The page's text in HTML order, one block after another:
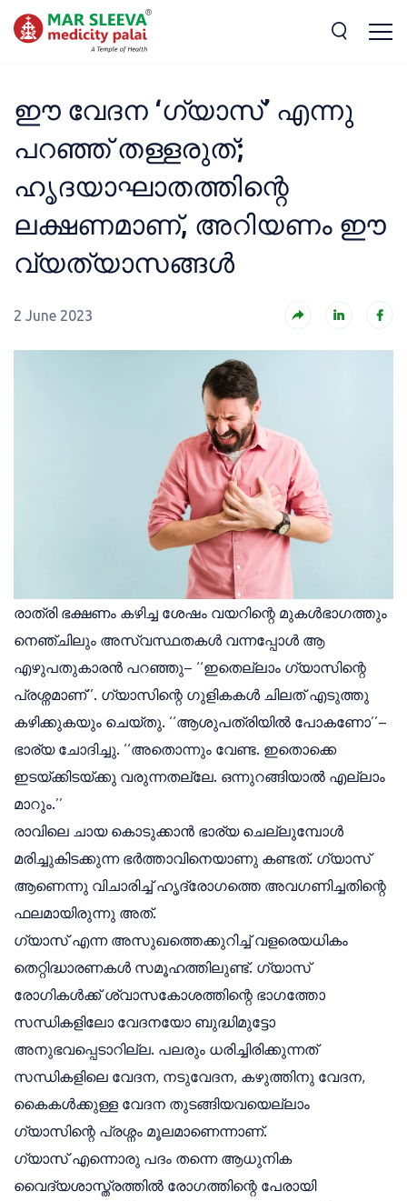
ഈ വേദന ‘ഗ്യാസ്’ എന്നു
പറഞ്ഞ് തള്ളരുത്;
ഹൃദയാഘാതത്തിന്റെ
ലക്ഷണമാണ്, അറിയണം ഈ
വ്യത്യാസങ്ങൾ
2 June 2023
രാത്രി ഭക്ഷണം കഴിച്ച ശേഷം വയറിന്റെ മുകൾഭാഗത്തും
നെഞ്ചിലും അസ്വസ്ഥതകൾ വന്നപ്പോൾ ആ
എഴുപതുകാരൻ പറഞ്ഞു– ‘‘ഇതെല്ലാം ഗ്യാസിന്റെ
പ്രശ്നമാണ്’’. ഗ്യാസിന്റെ ഗുളികകൾ ചിലത് എടുത്തു
കഴിക്കുകയും ചെയ്തു. ‘‘ആശുപത്രിയിൽ പോകണോ’’–
ഭാര്യ ചോദിച്ചു. ‘‘അതൊന്നും വേണ്ട. ഇതൊക്കെ
ഇടയ്ക്കിടയ്ക്കു വരുന്നതല്ലേ. ഒന്നുറങ്ങിയാൽ എല്ലാം
മാറും.’’
രാവിലെ ചായ കൊടുക്കാൻ ഭാര്യ ചെല്ലുമ്പോൾ
മരിച്ചുകിടക്കുന്ന ഭർത്താവിനെയാണു കണ്ടത്. ഗ്യാസ്
ആണെന്നു വിചാരിച്ച് ഹൃദ്രോഗത്തെ അവഗണിച്ചതിന്റെ
ഫലമായിരുന്നു അത്.
ഗ്യാസ് എന്ന അസുഖത്തെക്കുറിച്ച് വളരെയധികം
തെറ്റിദ്ധാരണകൾ സമൂഹത്തിലുണ്ട്. ഗ്യാസ്
രോഗികൾക്ക് ശ്വാസകോശത്തിന്റെ ഭാഗത്തോ
സന്ധികളിലോ വേദനയോ ബുദ്ധിമുട്ടോ
അനുഭവപ്പെടാറില്ല. പലരും ധരിച്ചിരിക്കുന്നത്
സന്ധികളിലെ വേദന, നടുവേദന, കഴുത്തിനു വേദന,
കൈകൾക്കുള്ള വേദന തുടങ്ങിയവയെല്ലാം
ഗ്യാസിന്റെ പ്രശ്നം മൂലമാണെന്നാണ്.
ഗ്യാസ് എന്നൊരു പദം തന്നെ ആധുനിക
വൈദ്യശാസ്ത്രത്തിൽ രോഗത്തിന്റെ പേരായി